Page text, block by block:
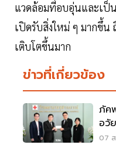
แวดล้อมที่อบอุ่นและเป็น
เปิดรับสิ่งใหม่ ๆ มากขึ้
เติบโตขึ้นมาก
ข่าวที่เกี่ยวข้อง
ภัค
อวั
สภ
07 ส